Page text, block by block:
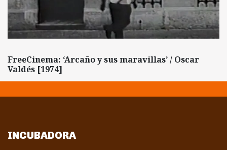
FreeCinema: ‘Arcaño y sus maravillas’ / Oscar
Valdés [1974]
INCUBADORA